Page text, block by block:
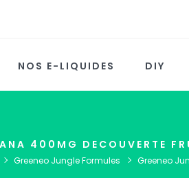
NOS E-LIQUIDES DIY
400MG DECOUVERTE
Greeneo Jungle Formules Greeneo